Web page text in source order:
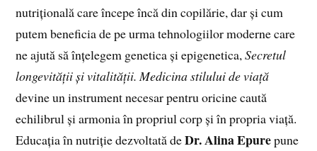
nutrițională care începe încă din copilărie, dar și cum
putem beneficia de pe urma tehnologiilor moderne care
ne ajută să înțelegem genetica și epigenetica,Secretul
longevității și vitalității. Medicina stilului de viață
devine un instrument necesar pentru oricine caută
echilibrul și armonia în propriul corp și în propria viață.
Educația în nutriție dezvoltată deDr. Alina Epurepune